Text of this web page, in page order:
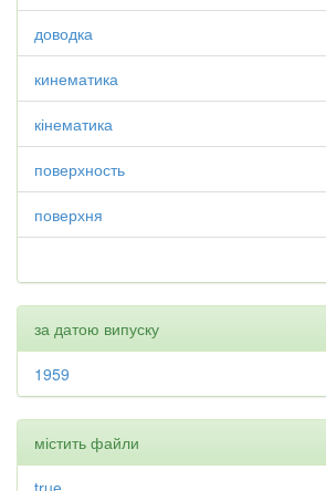
доводка
кинематика
кінематика
поверхность
поверхня
за датою випуску
1959
містить файли